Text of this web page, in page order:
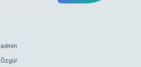
admin
Özgür